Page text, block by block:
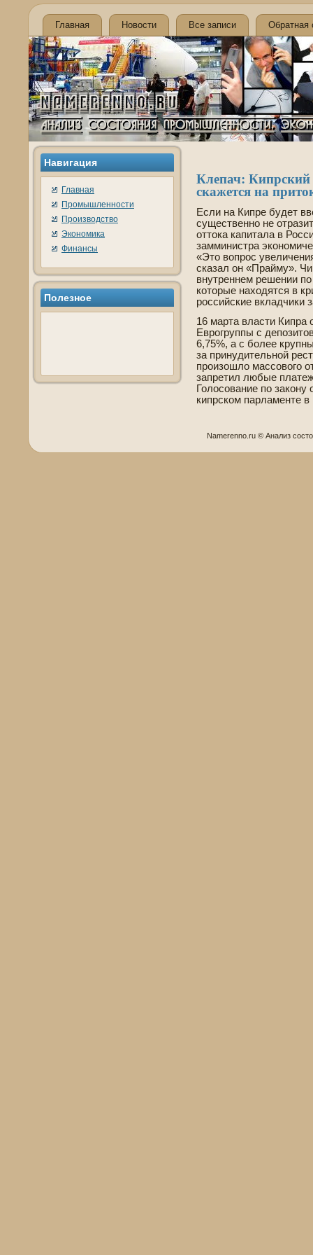
Главная Новости Все записи Обратная
Навигация
Главная
Промышленности
Производство
Экономика
Финансы
Полезное
Клепач: Кипрский
скажется на
Если на Кипре буде­т
существе­нно не
оттока капитала в
замминистра
«Это вопрос
сказал он «Прайму».
внутреннем решении
которые находятся в
российские вкладчики
16 марта власти Кипра
Еврогруппы с
6,75%, а с более
за принудительной
произошло массового
запретил любые
Голосование по закону
кипрском парламенте в
Namerenno.ru © Анализ